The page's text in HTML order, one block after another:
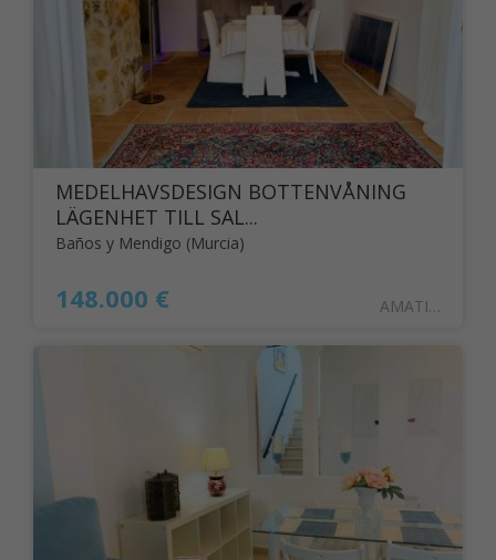
MEDELHAVSDESIGN BOTTENVÅNING
LÄGENHET TILL SAL...
Baños y Mendigo (Murcia)
148.000 € AMATISTA16BAJO